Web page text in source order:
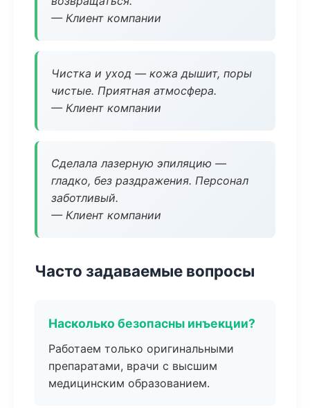
— Клиент компании
Чистка и уход — кожа дышит, поры
чистые. Приятная атмосфера.
— Клиент компании
Сделала лазерную эпиляцию —
гладко, без раздражения. Персонал
заботливый.
— Клиент компании
Часто задаваемые вопросы
Насколько безопасны инъекции?
Работаем только оригинальными
препаратами, врачи с высшим
медицинским образованием.